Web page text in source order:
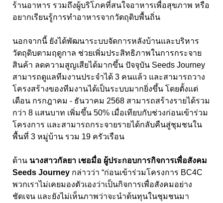
ร้านอาหาร รวมถึงผู้บริโภคที่สนใจอาหารเพื่อสุขภาพ หรือ
อยากเรียนรู้การทำอาหารจากวัตถุดิบพื้นถิ่น
นอกจากนี้ ยังได้พัฒนาระบบจัดการหลังบ้านและบริหาร
วัตถุดิบตามฤดูกาล ช่วยเพิ่มประสิทธิภาพในการกระจาย
สินค้า ลดความสูญเสียได้มากขึ้น ปัจจุบัน Seeds Journey
สามารถดูแลทีมงานประจำได้ 3 คนแล้ว และสามารถวาง
โครงสร้างของทีมงานได้เป็นระบบมากยิ่งขึ้น โดยตั้งแต่
เดือน กรกฎาคม - ธันวาคม 2568 สามารถสร้างรายได้รวม
กว่า 8 แสนบาท เพิ่มขึ้น 50% เมื่อเทียบกับช่วงก่อนเข้าร่วม
โครงการ และสามารถกระจายรายได้กลับคืนสู่ชุมชนใน
พื้นที่ 3 หมู่บ้าน รวม 19 ครัวเรือน
ด้าน นางสาวกัลยา เชอมื่อ ผู้ประกอบการกิจการเพื่อสังคม
Seeds Journey กล่าวว่า “ก่อนเข้าร่วมโครงการ BC4C
พวกเราไม่เคยมองตัวเองว่าเป็นกิจการเพื่อสังคมอย่าง
ชัดเจน และยังไม่เห็นภาพว่าจะนำต้นทุนในชุมชนมา